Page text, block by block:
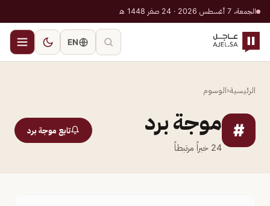
الجمعة، 7 أغسطس 2026 · 24 صفر 1448 هـ
EN
الرئيسية‹الوسوم
# موجة برد
24 خبراً مرتبطاً
تابع موجة برد